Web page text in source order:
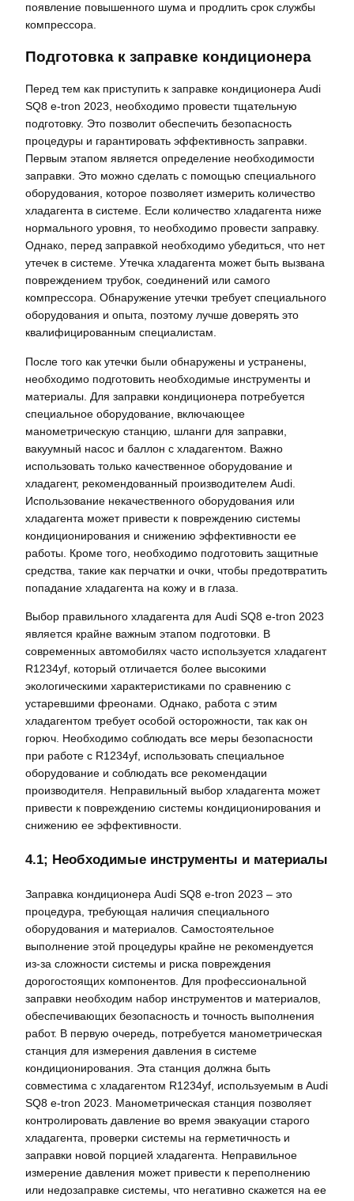
появление повышенного шума и продлить срок службы
компрессора.
Подготовка к заправке кондиционера
Перед тем как приступить к заправке кондиционера Audi
SQ8 e-tron 2023, необходимо провести тщательную
подготовку. Это позволит обеспечить безопасность
процедуры и гарантировать эффективность заправки.
Первым этапом является определение необходимости
заправки. Это можно сделать с помощью специального
оборудования, которое позволяет измерить количество
хладагента в системе. Если количество хладагента ниже
нормального уровня, то необходимо провести заправку.
Однако, перед заправкой необходимо убедиться, что нет
утечек в системе. Утечка хладагента может быть вызвана
повреждением трубок, соединений или самого
компрессора. Обнаружение утечки требует специального
оборудования и опыта, поэтому лучше доверять это
квалифицированным специалистам.
После того как утечки были обнаружены и устранены,
необходимо подготовить необходимые инструменты и
материалы. Для заправки кондиционера потребуется
специальное оборудование, включающее
манометрическую станцию, шланги для заправки,
вакуумный насос и баллон с хладагентом. Важно
использовать только качественное оборудование и
хладагент, рекомендованный производителем Audi.
Использование некачественного оборудования или
хладагента может привести к повреждению системы
кондиционирования и снижению эффективности ее
работы. Кроме того, необходимо подготовить защитные
средства, такие как перчатки и очки, чтобы предотвратить
попадание хладагента на кожу и в глаза.
Выбор правильного хладагента для Audi SQ8 e-tron 2023
является крайне важным этапом подготовки. В
современных автомобилях часто используется хладагент
R1234yf, который отличается более высокими
экологическими характеристиками по сравнению с
устаревшими фреонами. Однако, работа с этим
хладагентом требует особой осторожности, так как он
горюч. Необходимо соблюдать все меры безопасности
при работе с R1234yf, использовать специальное
оборудование и соблюдать все рекомендации
производителя. Неправильный выбор хладагента может
привести к повреждению системы кондиционирования и
снижению ее эффективности.
4.1; Необходимые инструменты и материалы
Заправка кондиционера Audi SQ8 e-tron 2023 – это
процедура, требующая наличия специального
оборудования и материалов. Самостоятельное
выполнение этой процедуры крайне не рекомендуется
из-за сложности системы и риска повреждения
дорогостоящих компонентов. Для профессиональной
заправки необходим набор инструментов и материалов,
обеспечивающих безопасность и точность выполнения
работ. В первую очередь, потребуется манометрическая
станция для измерения давления в системе
кондиционирования. Эта станция должна быть
совместима с хладагентом R1234yf, используемым в Audi
SQ8 e-tron 2023. Манометрическая станция позволяет
контролировать давление во время эвакуации старого
хладагента, проверки системы на герметичность и
заправки новой порцией хладагента. Неправильное
измерение давления может привести к переполнению
или недозаправке системы, что негативно скажется на ее